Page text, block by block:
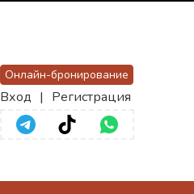
Онлайн-бронирование
Вход | Регистрация